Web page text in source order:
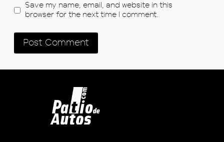
Save my name, email, and website in this
browser for the next time I comment.